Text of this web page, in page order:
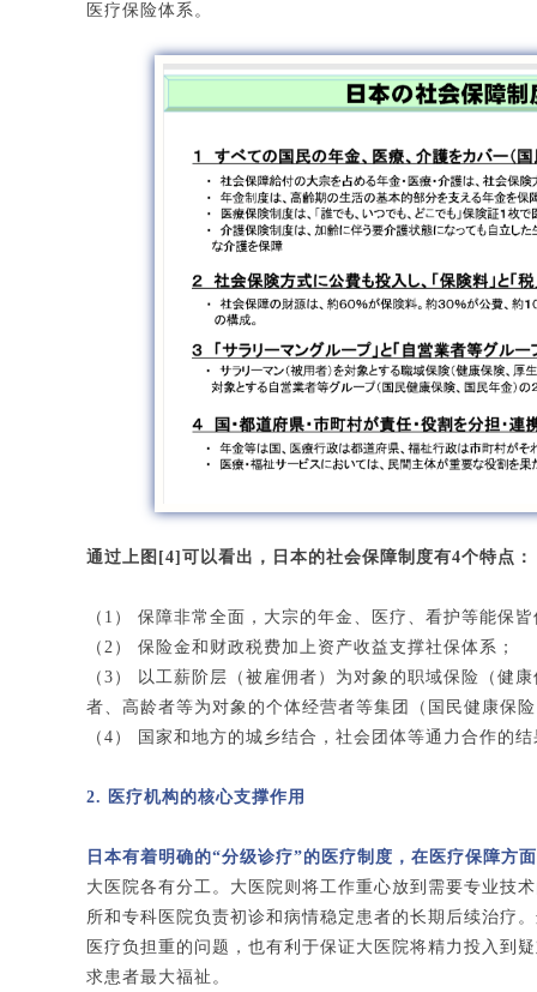
医疗保险体系。
通过上图[4]可以看出，日本的社会保障制度有4个特点：
（1） 保障非常全面，大宗的年金、医疗、看护等能保
（2） 保险金和财政税费加上资产收益支撑社保体系；
（3） 以工薪阶层（被雇佣者）为对象的职域保险（健
者、高龄者等为对象的个体经营者等集团（国民健康保
（4） 国家和地方的城乡结合，社会团体等通力合作的
2. 医疗机构的核心支撑作用
日本有着明确的“分级诊疗”的医疗制度，在医疗保障方
大医院各有分工。大医院则将工作重心放到需要专业技
所和专科医院负责初诊和病情稳定患者的长期后续治疗
医疗负担重的问题，也有利于保证大医院将精力投入到
求患者最大福祉。